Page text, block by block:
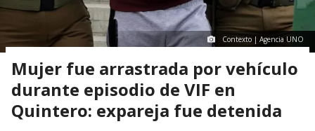
Contexto | Agencia UNO
Mujer fue arrastrada por vehículo
durante episodio de VIF en
Quintero: expareja fue detenida